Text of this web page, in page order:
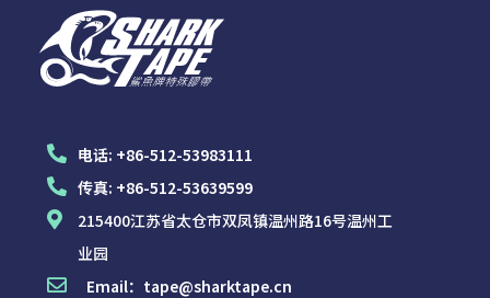
电话: +86-512-53983111
传真: +86-512-53639599
215400江苏省太仓市双凤镇温州路16号温州工
业园
Email： tape@sharktape.cn